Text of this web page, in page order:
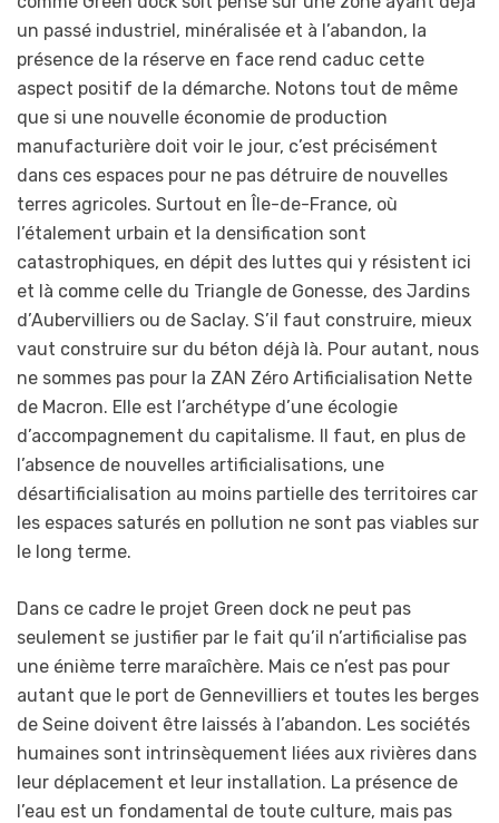
un passé industriel, minéralisée et à l’abandon, la
présence de la réserve en face rend caduc cette
aspect positif de la démarche. Notons tout de même
que si une nouvelle économie de production
manufacturière doit voir le jour, c’est précisément
dans ces espaces pour ne pas détruire de nouvelles
terres agricoles. Surtout en Île-de-France, où
l’étalement urbain et la densification sont
catastrophiques, en dépit des luttes qui y résistent ici
et là comme celle du Triangle de Gonesse, des Jardins
d’Aubervilliers ou de Saclay. S’il faut construire, mieux
vaut construire sur du béton déjà là. Pour autant, nous
ne sommes pas pour la ZAN Zéro Artificialisation Nette
de Macron. Elle est l’archétype d’une écologie
d’accompagnement du capitalisme. Il faut, en plus de
l’absence de nouvelles artificialisations, une
désartificialisation au moins partielle des territoires car
les espaces saturés en pollution ne sont pas viables sur
le long terme.
Dans ce cadre le projet Green dock ne peut pas
seulement se justifier par le fait qu’il n’artificialise pas
une énième terre maraîchère. Mais ce n’est pas pour
autant que le port de Gennevilliers et toutes les berges
de Seine doivent être laissés à l’abandon. Les sociétés
humaines sont intrinsèquement liées aux rivières dans
leur déplacement et leur installation. La présence de
l’eau est un fondamental de toute culture, mais pas